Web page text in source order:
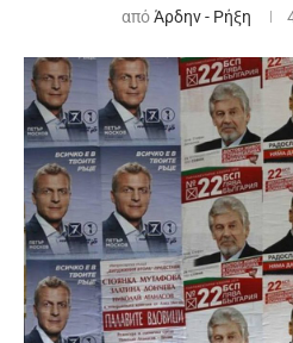
απόΆρδην - Ρήξη